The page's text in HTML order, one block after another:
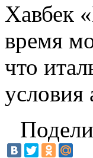
Хавбек
время
что
условия